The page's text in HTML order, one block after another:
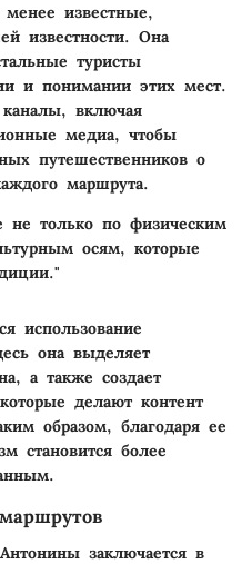
менее известные,
известности. Она
туристы
и понимании этих мест.
включая
медиа, чтобы
путешественников о
маршрута.
не только по физическим
осям, которые
использование
она выделяет
а также создает
делают контент
образом, благодаря ее
становится более
заключается в